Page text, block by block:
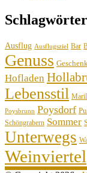
Schlagwörter
Ausflug Ausflugsziel Bar
Genuss
Hofladen
Lebensstil
Poysbrunn Poysdorf
Schöngrabern Sommer
Unterwegs
Weinviertel